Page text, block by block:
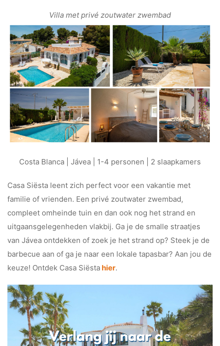
Villa met privé zoutwater zwembad
Costa Blanca | Jávea | 1-4 personen | 2 slaapkamers
Casa Siësta leent zich perfect voor een vakantie met
familie of vrienden. Een privé zoutwater zwembad,
compleet omheinde tuin en dan ook nog het strand en
uitgaansgelegenheden vlakbij. Ga je de smalle straatjes
van Jávea ontdekken of zoek je het strand op? Steek je de
barbecue aan of ga je naar een lokale tapasbar? Aan jou de
keuze! Ontdek Casa Siëstahier.